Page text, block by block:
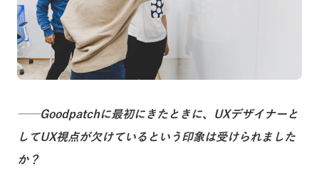
──Goodpatchに最初にきたときに、UXデザイナーと
してUX視点が欠けているという印象は受けられました
か？